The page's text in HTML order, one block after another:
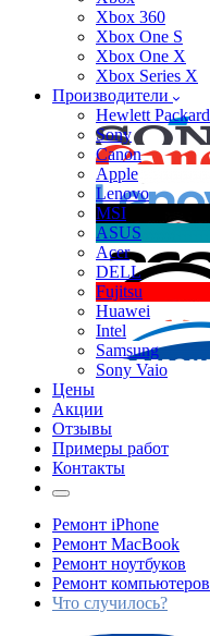
Xbox 360
Xbox One S
Xbox One X
Xbox Series X
Производители
Hewlett Packard
Sony
Canon
Apple
Lenovo
MSI
ASUS
Acer
DELL
Fujitsu
Huawei
Intel
Samsung
Sony Vaio
Цены
Акции
Отзывы
Примеры работ
Контакты
Ремонт iPhone
Ремонт MacBook
Ремонт ноутбуков
Ремонт компьютеров
Что случилось?